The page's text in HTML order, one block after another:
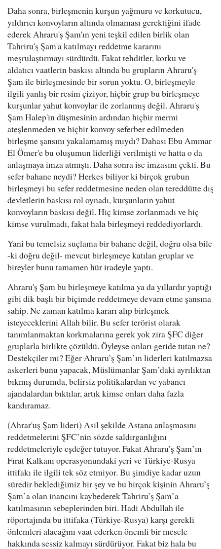
Daha sonra, birleşmenin kurşun yağmuru ve korkutucu,
yıldırıcı konvoyların altında olmaması gerektiğini ifade
ederek Ahraru'ş Şam'ın yeni teşkil edilen birlik olan
Tahriru'ş Şam'a katılmayı reddetme kararını
meşrulaştırmayı sürdürdü. Fakat tehditler, korku ve
aldatıcı vaatlerin baskısı altında bu grupların Ahraru'ş
Şam ile birleşmesinde bir sorun yoktu. O, birleşmeyle
ilgili yanlış bir resim çiziyor, hiçbir grup bu birleşmeye
kurşunlar yahut konvoylar ile zorlanmış değil. Ahraru'ş
Şam Halep'in düşmesinin ardından hiçbir mermi
ateşlenmeden ve hiçbir konvoy seferber edilmeden
birleşme şansını yakalamamış mıydı? Dahası Ebu Ammar
El Ömer'e bu oluşumun liderliği verilmişti ve hatta o da
anlaşmaya imza atmıştı. Daha sonra ise imzasını çekti. Bu
sefer bahane neydi? Herkes biliyor ki birçok grubun
birleşmeyi bu sefer reddetmesine neden olan tereddütte dış
devletlerin baskısı rol oynadı, kurşunların yahut
konvoyların baskısı değil. Hiç kimse zorlanmadı ve hiç
kimse vurulmadı, fakat hala birleşmeyi reddediyorlardı.
Yani bu temelsiz suçlama bir bahane değil, doğru olsa bile
-ki doğru değil- mevcut birleşmeye katılan gruplar ve
bireyler bunu tamamen hür iradeyle yaptı.
Ahraru'ş Şam bu birleşmeye katılma ya da yıllardır yaptığı
gibi dik başlı bir biçimde reddetmeye devam etme şansına
sahip. Ne zaman katılma kararı alıp birleşmek
isteyeceklerini Allah bilir. Bu sefer terörist olarak
tanımlanmaktan korkmalarına gerek yok zira ŞFC diğer
gruplarla birlikte çözüldü. Öyleyse onları geride tutan ne?
Destekçiler mi? Eğer Ahraru’ş Şam’ın liderleri katılmazsa
askerleri bunu yapacak, Müslümanlar Şam’daki ayrılıktan
bıkmış durumda, belirsiz politikalardan ve yabancı
ajandalardan bıktılar, artık kimse onları daha fazla
kandıramaz.
(Ahrar'uş Şam lideri) Asil şekilde Astana anlaşmasını
reddetmelerini ŞFC’nin sözde saldırganlığını
reddetmeleriyle eşdeğer tutuyor. Fakat Ahraru’ş Şam’ın
Fırat Kalkanı operasyonundaki yeri ve Türkiye-Rusya
ittifakı ile ilgili tek söz etmiyor. Bu şimdiye kadar uzun
süredir beklediğimiz bir şey ve bu birçok kişinin Ahraru’ş
Şam’a olan inancını kaybederek Tahriru’ş Şam’a
katılmasının sebeplerinden biri. Hadi Abdullah ile
röportajında bu ittifaka (Türkiye-Rusya) karşı gerekli
önlemleri alacağını vaat ederken önemli bir mesele
hakkında sessiz kalmayı sürdürüyor. Fakat biz hala bu